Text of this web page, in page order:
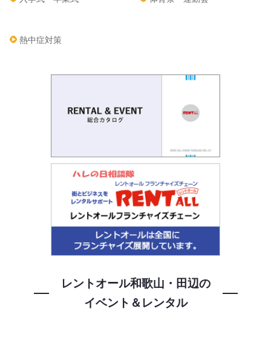
熱中症対策
レントオール和歌山・田辺の
イベント＆レンタル